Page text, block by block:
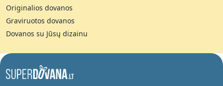
Originalios dovanos
Graviruotos dovanos
Dovanos su Jūsų dizainu